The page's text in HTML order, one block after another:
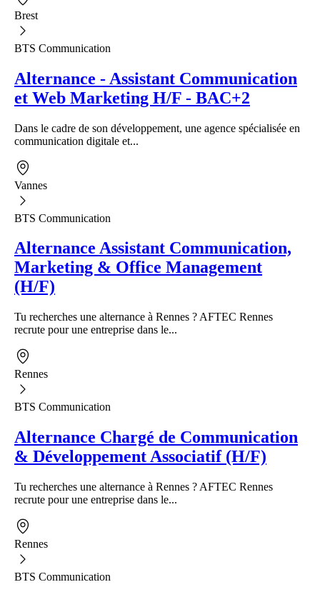
Brest
BTS Communication
Alternance - Assistant Communication
et Web Marketing H/F - BAC+2
Dans le cadre de son développement, une agence spécialisée en
communication digitale et...
Vannes
BTS Communication
Alternance Assistant Communication,
Marketing & Office Management
(H/F)
Tu recherches une alternance à Rennes ? AFTEC Rennes
recrute pour une entreprise dans le...
Rennes
BTS Communication
Alternance Chargé de Communication
& Développement Associatif (H/F)
Tu recherches une alternance à Rennes ? AFTEC Rennes
recrute pour une entreprise dans le...
Rennes
BTS Communication